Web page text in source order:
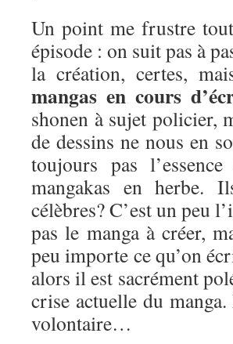
Un point me frustre
épisode : on suit pas à
la création, certes,
mangas en cours
shonen à sujet policier,
de dessins ne nous en
toujours pas
mangakas en herbe.
célèbres? C’est un peu
pas le manga à créer,
peu importe ce qu’on
alors il est sacrément
crise actuelle du
volontaire…